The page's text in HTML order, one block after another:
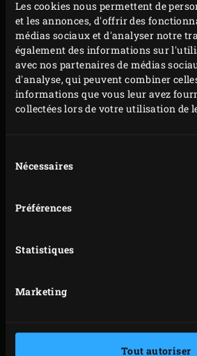
Les cookies nous permettent de
et les annonces, d'offrir des
médias sociaux et d'analyser notre
également des informations sur
avec nos partenaires de médias
d'analyse, qui peuvent combiner
informations que vous leur avez
collectées lors de votre utilisation de
duNécessaires
Préférences
Statistiques
Marketing
Tout autoriser
Placez lamarmite en fontesur
beurre. Ajoutez les oignons et
beurre commence à se colorer.
oignons, en les remuant
qu’ils soient translucides.
mélange et laissez cuire au
Versez délicatement et sans
bouillon de bœuf dans la
les clous de girofle et la sauge.
de l’EGG et amenez à
Pendant ce temps, préparez la
casserole sur la cuisinière,
Veillez à ce que le roux ne se